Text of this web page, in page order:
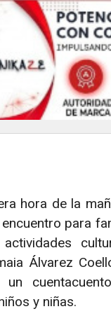
hora de la
para
Álvarez
un
y niñas.